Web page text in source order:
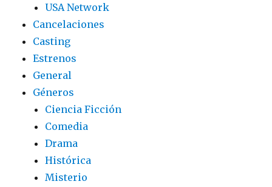
USA Network
Cancelaciones
Casting
Estrenos
General
Géneros
Ciencia Ficción
Comedia
Drama
Histórica
Misterio